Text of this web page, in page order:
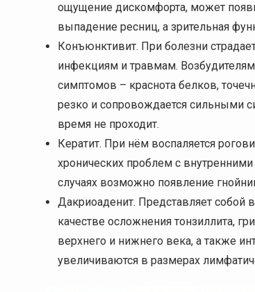
ощущение дискомфорта, может
выпадение ресниц, а зрительная
Конъюнктивит. При болезни
инфекциям и травмам.
симптомов – краснота белков,
резко и сопровождается сильными
время не проходит.
Кератит. При нём воспаляется
хронических проблем с
случаях возможно появление
Дакриоаденит. Представляет собой
качестве осложнения тонзиллита,
верхнего и нижнего века, а также
увеличиваются в размерах